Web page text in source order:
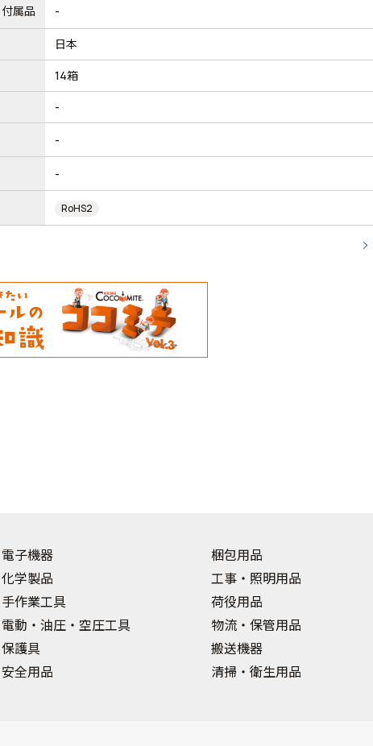
属品 -
日本
14箱
-
-
-
RoHS2
電子機器
化学製品
手作業工具
電動・油圧・空圧工具
保護具
安全用品
梱包用品
工事・照明用品
荷役用品
物流・保管用品
搬送機器
清掃・衛生用品